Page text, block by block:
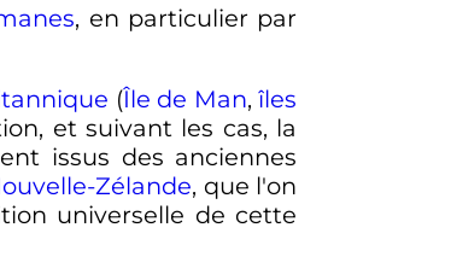
, en particulier par
(Île de Man,îles
et suivant les cas, la
issus des anciennes
Zélande, que l'on
universelle de cette